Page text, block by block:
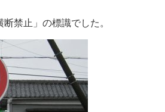
禁止」の標識でした。